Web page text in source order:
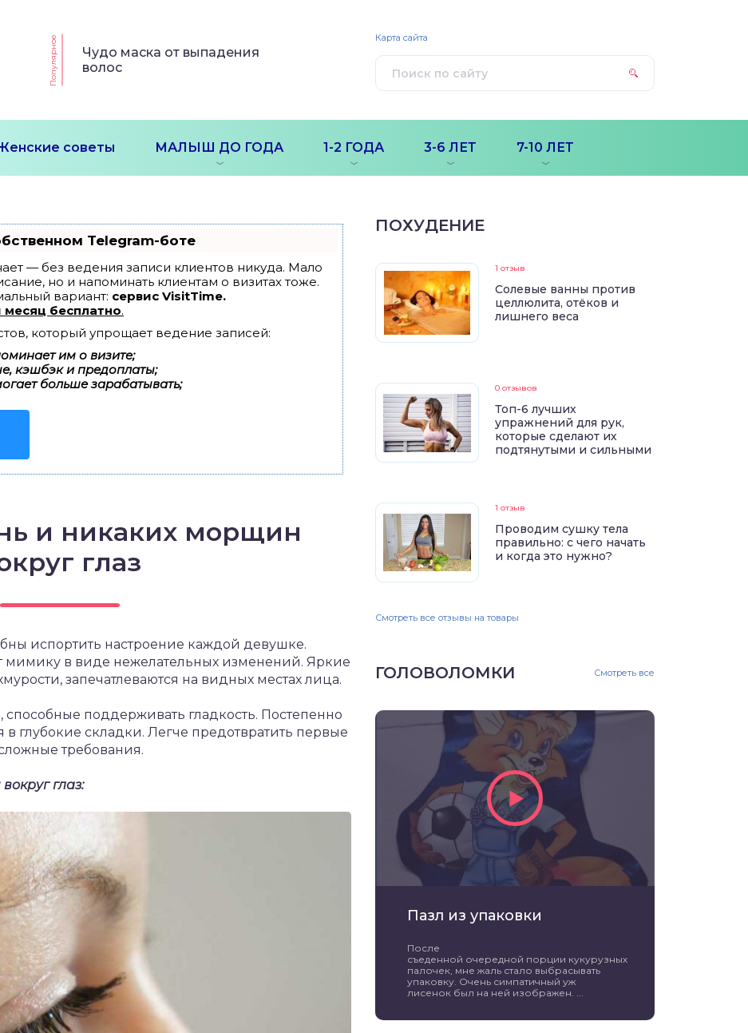
Популярное
Чудо маска от выпадения
волос
советы МАЛЫШ ДО ГОДА 1-2 ГОДА 3-6 ЛЕТ 7-10 ЛЕТ
Карта сайта
Telegram-боте
— без ведения записи клиентов никуда. Мало
но и напоминать клиентам о визитах тоже.
вариант: сервис VisitTime.
месяц бесплатно.
который упрощает ведение записей:
им о визите;
кэшбэк и предоплаты;
больше зарабатывать;
и никаких морщин
глаз
испортить настроение каждой девушке.
мимику в виде нежелательных изменений. Яркие
запечатлеваются на видных местах лица.
способные поддерживать гладкость. Постепенно
глубокие складки. Легче предотвратить первые
требования.
глаз:
ПОХУДЕНИЕ
1 отзыв
Солевые ванны против
целлюлита, отёков и
лишнего веса
0 отзывов
Топ-6 лучших
упражнений для рук,
которые сделают их
подтянутыми и сильными
1 отзыв
Проводим сушку тела
правильно: с чего начать
и когда это нужно?
Смотреть все отзывы на товары
ГОЛОВОЛОМКИ Смотреть все
Пазл из упаковки
После
съеденной очередной порции кукурузных
палочек, мне жаль стало выбрасывать
упаковку. Очень симпатичный уж
лисенок был на ней изображен. ...